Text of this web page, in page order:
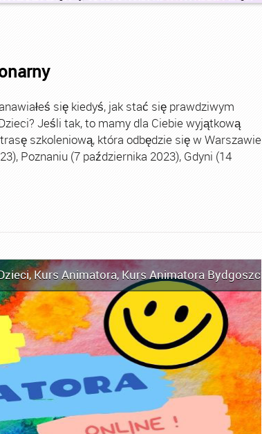
się kiedyś, jak stać się prawdziwym
Jeśli tak, to mamy dla Ciebie wyjątkową
szkoleniową, która odbędzie się w Warszawie
Poznaniu (7 października 2023), Gdyni (14
,Kurs Animatora,Kurs Animatora Bydgoszcz